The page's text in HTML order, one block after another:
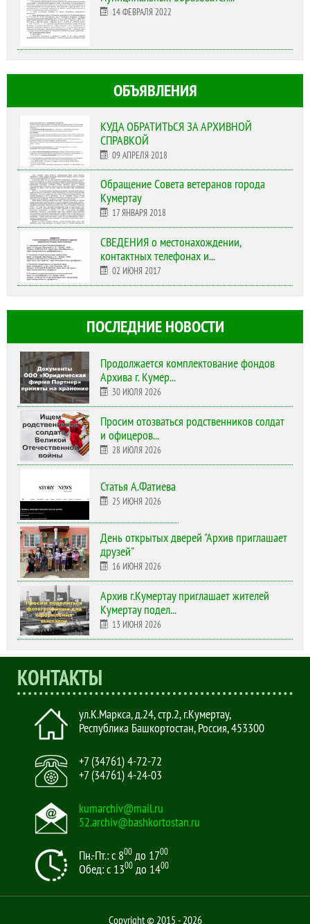
14 ФЕВРАЛЯ 2022
ОБЪЯВЛЕНИЯ
КУДА ОБРАТИТЬСЯ ЗА АРХИВНОЙ
СПРАВКОЙ
09 АПРЕЛЯ 2018
Обращение Совета ветеранов города
Кумертау
17 ЯНВАРЯ 2018
СВЕДЕНИЯ о местонахождении,
контактных телефонах и...
02 ИЮНЯ 2017
ПОСЛЕДНИЕ НОВОСТИ
Продолжается комплектование фондов
Архива г. Кумер...
30 ИЮЛЯ 2026
Просим отозваться родственников солдат
и офицеров...
28 ИЮЛЯ 2026
Статья А.Фатиева
25 ИЮНЯ 2026
День открытых дверей "Архив приглашает
друзей"
16 ИЮНЯ 2026
Архив г.Кумертау приглашает жителей
Кумертау подел...
13 ИЮНЯ 2026
КОНТАКТЫ
ул.К.Маркса, д.24, стр.2,г.Кумертау,
Республика Башкортостан, Россия,453300
+7 (34761) 4-72-72
+7 (34761) 4-24-03
kumarchiv@mail.ru
52.archiv@bashkortostan.ru
Пн.-Пт.: с 800 до 1700
Обед: с 1300 до 1400
Copyright © 2015 - 2026